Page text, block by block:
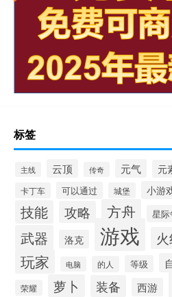
标签
主线 云顶 传奇 元气 元
卡丁车 可以通过 城堡 小游
技能 攻略 方舟 星
武器 洛克 游戏
玩家 电脑 的人 等级
荣耀 萝卜 装备 西游